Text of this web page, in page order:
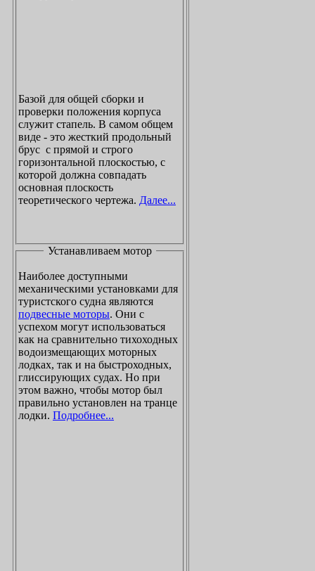
Базой для общей сборки и
проверки положения корпуса
служит стапель. В самом общем
виде - это жесткий продольный
брус с прямой и строго
горизонтальной плоскостью, с
которой должна совпадать
основная плоскость
теоретического чертежа. Далее...
Устанавливаем мотор
Наиболее доступными
механическими установками для
туристского судна являются
подвесные моторы. Они с
успехом могут использоваться
как на сравнительно тихоходных
водоизмещающих моторных
лодках, так и на быстроходных,
глиссирующих судах. Но при
этом важно, чтобы мотор был
правильно установлен на транце
лодки. Подробнее...